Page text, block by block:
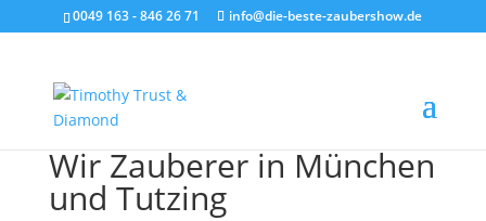
0049 163 - 846 26 71 info@die-beste-zaubershow.de
Wir Zauberer in München
und Tutzing